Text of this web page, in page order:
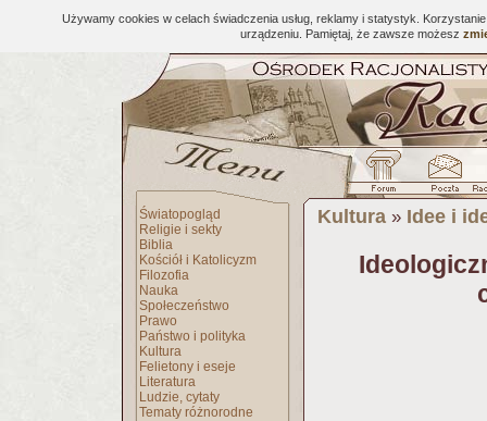
Używamy cookies w celach świadczenia usług, reklamy i statystyk.
urządzeniu. Pamiętaj, że zawsze możesz
Światopogląd
Religie i sekty
Biblia
Kościół i Katolicyzm
Filozofia
Nauka
Społeczeństwo
Prawo
Państwo i polityka
Kultura
Felietony i eseje
Literatura
Ludzie, cytaty
Tematy różnorodne
Kultura » Idee i